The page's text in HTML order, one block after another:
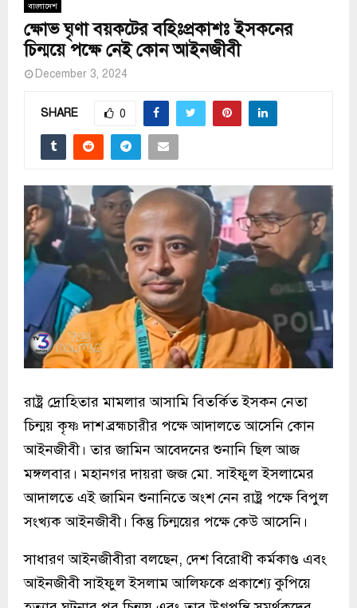
বাংলাদেশ
ক্ষোভ ঘৃণা বয়কটের বহিঃপ্রকাশঃ ইসকনের
চিন্ময়ে পক্ষে নেই কোন আইনজীবী
December 3, 2024
SHARE 0
রাষ্ট্র দ্রোহিতার মামলার আসামি বিতর্কিত ইসকন নেতা
চিন্ময় কৃষ্ণ দাশ ব্রহ্মচারীর পক্ষে আদালতে আসেনি কোন
আইনজীবী। তার জামিন আবেদনের শুনানি ছিল আজ
মঙ্গলবার। মহানগর দায়রা জজ মো. সাইফুল ইসলামের
আদালতে এই জামিন শুনানিতে অংশ নেন রাষ্ট্র পক্ষে বিপুল
সংখ্যক আইনজীবী। কিন্তু চিন্ময়ের পক্ষে কেউ আসেনি।
সাধারণ আইনজীবীরা বলছেন, দেশ বিরোধী কর্মকাণ্ড এবং
আইনজীবী সাইফুল ইসলাম আলিফকে প্রকাশ্যে কুপিয়ে